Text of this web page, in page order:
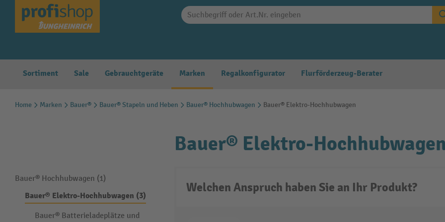
Zur Hauptnavigation springen
Sortiment Sale Gebrauchtgeräte Marken Regalkonfigurator Flurförderzeug-Berater
Home Marken Bauer® Bauer® Stapeln und Heben Bauer® Hochhubwagen Bauer® Elektro-Hochhubwagen
Bauer® Hochhubwagen (1)
Bauer® Elektro-Hochhubwagen (3)
Bauer® Batterieladeplätze und
Bauer® Elektro-
Welchen Anspruch haben Sie an Ihr Produkt?